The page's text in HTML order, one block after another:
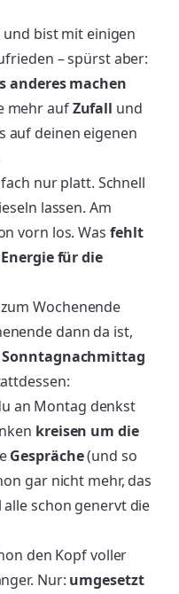
und bist mit einigen
– spürst aber:
anderes machen
mehr aufZufall und
auf deinen eigenen
nur platt. Schnell
lassen. Am
vorn los. Was fehlt
Energie für die
Wochenende
dann da ist,
Sonntagnachmittag
an Montag denkst
kreisen um die
Gespräche(und so
gar nicht mehr, das
schon genervt die
den Kopf voller
Nur: umgesetzt